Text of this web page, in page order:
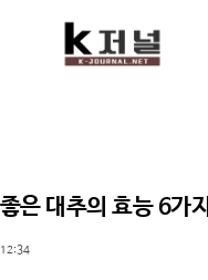
은 대추의 효능 6가지